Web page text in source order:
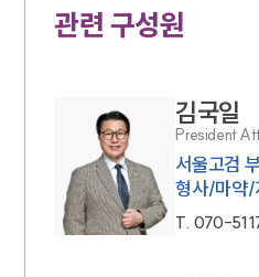
관련 구성원
김국일
President
서울고검
형사/마약/
T. 070-